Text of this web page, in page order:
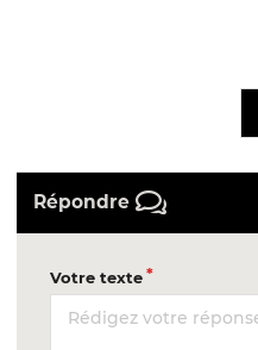
Répondre
Votre texte